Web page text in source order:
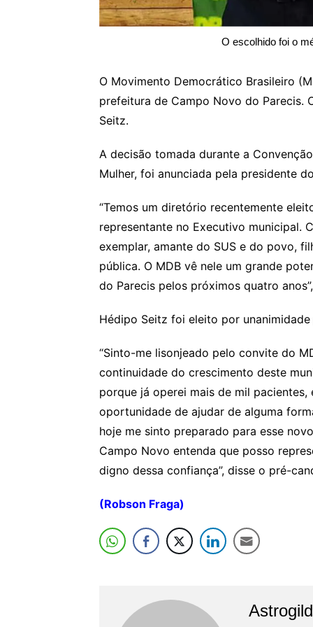
O escolhido foi o
O Movimento Democrático Brasileiro
prefeitura de Campo Novo do Parecis.
Seitz.
A decisão tomada durante a
Mulher, foi anunciada pela presidente
“Temos um diretório recentemente
representante no Executivo municipal.
exemplar, amante do SUS e do povo,
pública. O MDB vê nele um grande
do Parecis pelos próximos quatro
Hédipo Seitz foi eleito por
“Sinto-me lisonjeado pelo convite do
continuidade do crescimento deste
porque já operei mais de mil
oportunidade de ajudar de alguma
hoje me sinto preparado para esse
Campo Novo entenda que posso
digno dessa confiança”, disse o pré-
(Robson Fraga)